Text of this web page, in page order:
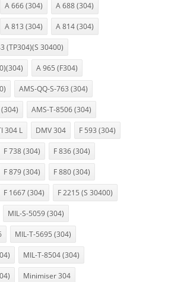
A 666 (304) A 688 (304)
A 813 (304) A 814 (304)
(TP304)(S 30400)
A 965 (F304)
AMS-QQ-S-763 (304)
AMS-T-8506 (304)
304 L DMV 304 F 593 (304)
F 738 (304) F 836 (304)
F 879 (304) F 880 (304)
F 1667 (304) F 2215 (S 30400)
MIL-S-5059 (304)
MIL-T-5695 (304)
MIL-T-8504 (304)
Minimiser 304